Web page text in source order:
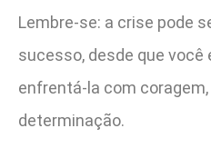
Lembre-se: a crise pode
sucesso, desde que você
enfrentá-la com
determinação.